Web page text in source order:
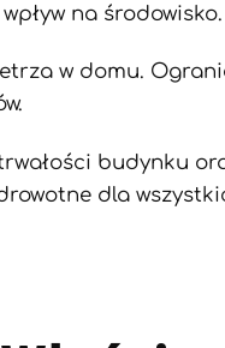
na środowisko.
w domu.
budynku
dla